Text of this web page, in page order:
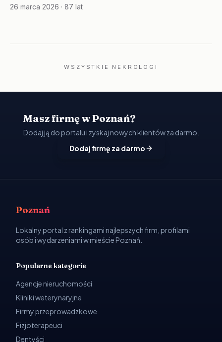
26 marca 2026 · 87 lat
WSZYSTKIE NEKROLOGI
Masz firmę w Poznań?
Dodaj ją do portalu i zyskaj nowych klientów za darmo.
Dodaj firmę za darmo
Poznań
Lokalny portal z rankingami najlepszych firm, profilami
osób i wydarzeniami w mieście Poznań.
Popularne kategorie
Agencje nieruchomości
Kliniki weterynaryjne
Firmy przeprowadzkowe
Fizjoterapeuci
Dentyści